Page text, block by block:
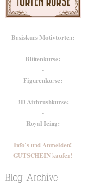
Basiskurs Motivtorten:
-
Blütenkurse:
-
Figurenkurse:
-
3D Airbrushkurse:
-
Royal Icing:
-
Info`s und Anmelden!
GUTSCHEIN kaufen!